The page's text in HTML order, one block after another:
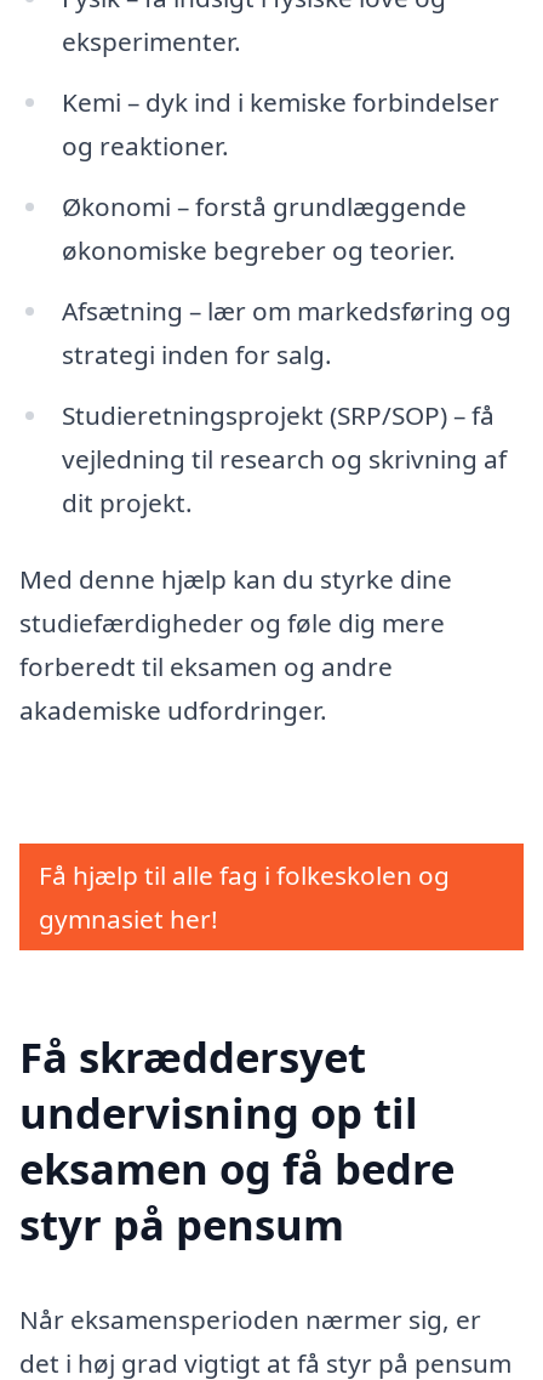
eksperimenter.
Kemi – dyk ind i kemiske forbindelser
og reaktioner.
Økonomi – forstå grundlæggende
økonomiske begreber og teorier.
Afsætning – lær om markedsføring og
strategi inden for salg.
Studieretningsprojekt (SRP/SOP) – få
vejledning til research og skrivning af
dit projekt.
Med denne hjælp kan du styrke dine
studiefærdigheder og føle dig mere
forberedt til eksamen og andre
akademiske udfordringer.
Få hjælp til alle fag i folkeskolen og
gymnasiet her!
Få skræddersyet
undervisning op til
eksamen og få bedre
styr på pensum
Når eksamensperioden nærmer sig, er
det i høj grad vigtigt at få styr på pensum